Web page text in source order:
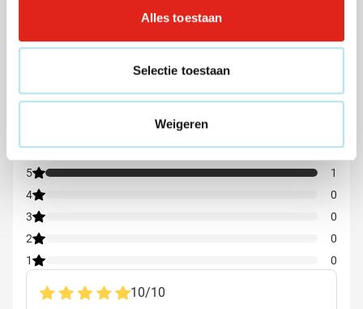
Alles toestaan
Selectie toestaan
Weigeren
Beoordelingen
Gemiddelde beoordeling: 10 van 10
5
1
4
0
3
0
2
0
1
0
10/10